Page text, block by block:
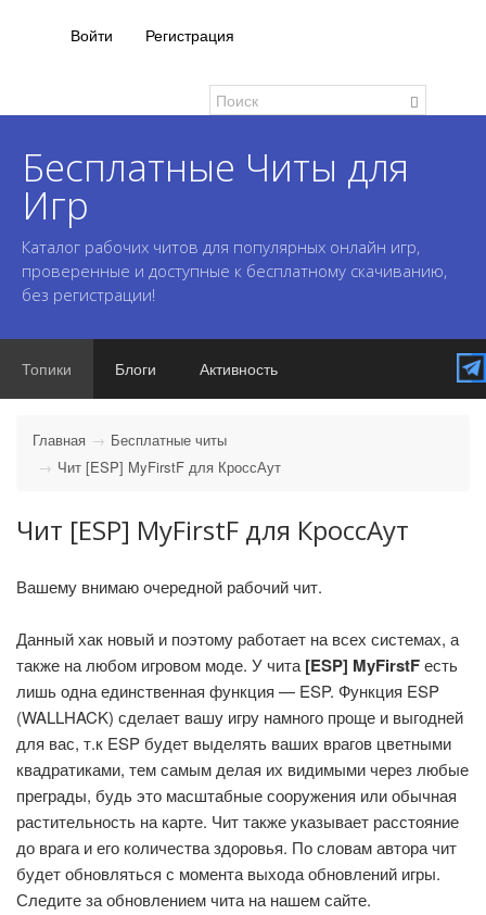
Войти Регистрация
Бесплатные Читы для
Игр
Каталог рабочих читов для популярных онлайн игр,
проверенные и доступные к бесплатному скачиванию,
без регистрации!
Топики Блоги Активность
Главная
Бесплатные читы
Чит [ESP] MyFirstF для КроссАут
Чит [ESP] MyFirstF для КроссАут
Вашему внимаю очередной рабочий чит.
Данный хак новый и поэтому работает на всех системах, а
также на любом игровом моде. У чита[ESP] MyFirstFесть
лишь одна единственная функция — ESP. Функция ESP
(WALLHACK) сделает вашу игру намного проще и выгодней
для вас, т.к ESP будет выделять ваших врагов цветными
квадратиками, тем самым делая их видимыми через любые
преграды, будь это масштабные сооружения или обычная
растительность на карте. Чит также указывает расстояние
до врага и его количества здоровья. По словам автора чит
будет обновляться с момента выхода обновлений игры.
Следите за обновлением чита на нашем сайте.